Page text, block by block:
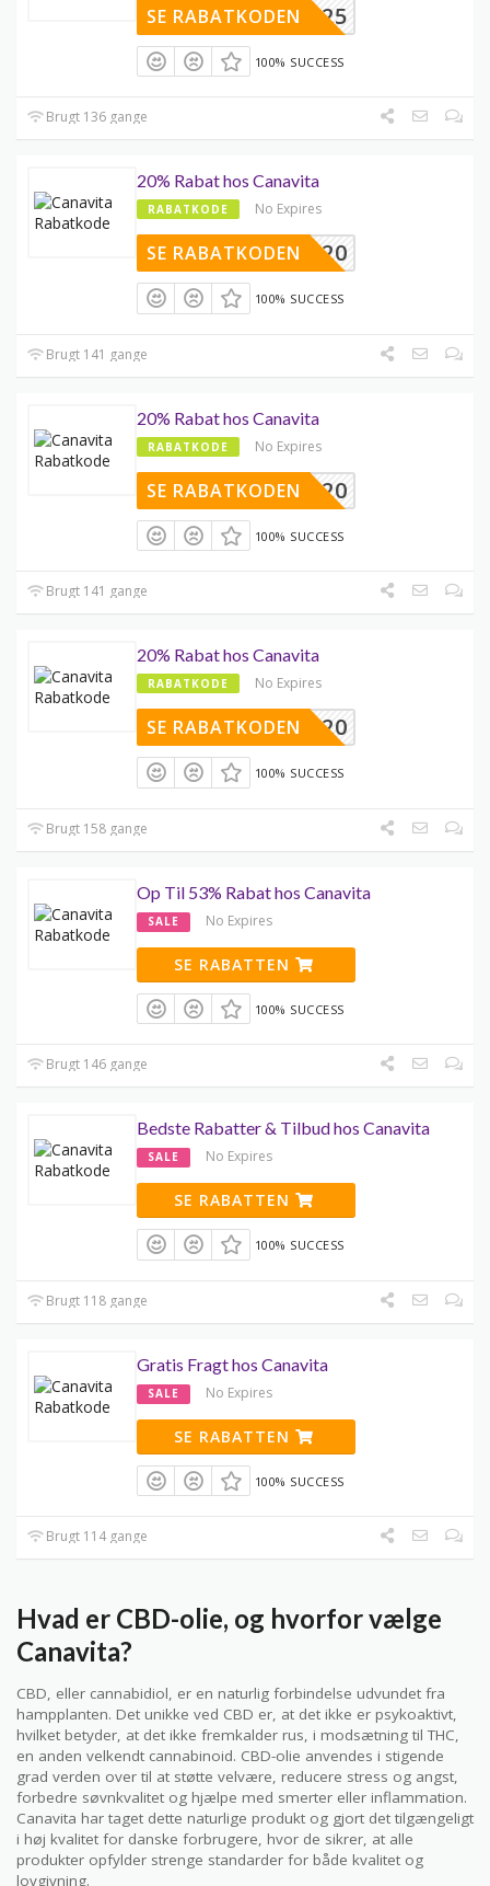
TERÅR25
SE RABATKODEN
100% SUCCESS
Brugt 136 gange
20% Rabat hos Canavita
RABATKODE No Expires
SPAR20
SE RABATKODEN
100% SUCCESS
Brugt 141 gange
20% Rabat hos Canavita
RABATKODE No Expires
E20
SE RABATKODEN
100% SUCCESS
Brugt 141 gange
20% Rabat hos Canavita
RABATKODE No Expires
CA20
SE RABATKODEN
100% SUCCESS
Brugt 158 gange
Op Til 53% Rabat hos Canavita
SALE No Expires
SE RABATTEN
100% SUCCESS
Brugt 146 gange
Bedste Rabatter & Tilbud hos Canavita
SALE No Expires
SE RABATTEN
100% SUCCESS
Brugt 118 gange
Gratis Fragt hos Canavita
SALE No Expires
SE RABATTEN
100% SUCCESS
Brugt 114 gange
Hvad er CBD-olie, og hvorfor vælge
Canavita?
CBD, eller cannabidiol, er en naturlig forbindelse udvundet fra
hampplanten. Det unikke ved CBD er, at det ikke er psykoaktivt,
hvilket betyder, at det ikke fremkalder rus, i modsætning til THC,
en anden velkendt cannabinoid. CBD-olie anvendes i stigende
grad verden over til at støtte velvære, reducere stress og angst,
forbedre søvnkvalitet og hjælpe med smerter eller inflammation.
Canavita har taget dette naturlige produkt og gjort det tilgængeligt
i høj kvalitet for danske forbrugere, hvor de sikrer, at alle
produkter opfylder strenge standarder for både kvalitet og
lovgivning.